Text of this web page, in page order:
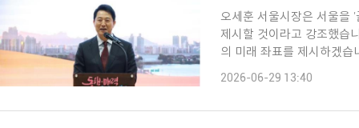
오세훈 서울시장은 서울을
제시할 것이라고 강조했습니다. 오 시장은 오늘(29일) SNS에 'G3 서
의 미래 좌표를 제시하겠
2026-06-29 13:40